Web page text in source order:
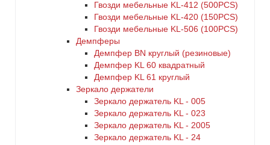
Гвозди мебельные KL-412 (500PCS)
Гвозди мебельные KL-420 (150PCS)
Гвозди мебельные KL-506 (100PCS)
Демпферы
Демпфер BN круглый (резиновые)
Демпфер KL 60 квадратный
Демпфер KL 61 круглый
Зеркало держатели
Зеркало держатель KL - 005
Зеркало держатель KL - 023
Зеркало держатель KL - 2005
Зеркало держатель KL - 24